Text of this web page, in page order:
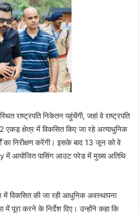
राष्ट्रपति निकेतन पहुंचेंगी, जहां वे राष्ट्रपति
एकड़ क्षेत्र में विकसित किए जा रहे अत्याधुनिक
का निरीक्षण करेंगी। इसके बाद 13 जून को वे
आयोजित पासिंग आउट परेड में मुख्य अतिथि
में विकसित की जा रही आधुनिक अवस्थापना
में पूरा करने के निर्देश दिए। उन्होंने कहा कि